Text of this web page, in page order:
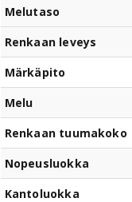
Melutaso
Renkaan leveys
Märkäpito
Melu
Renkaan tuumakoko
Nopeusluokka
Kantoluokka